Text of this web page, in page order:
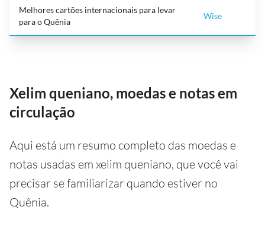
Melhores cartões internacionais para levar
para o Quênia
Wise
Xelim queniano, moedas e notas em
circulação
Aqui está um resumo completo das moedas e
notas usadas em xelim queniano, que você vai
precisar se familiarizar quando estiver no
Quênia.